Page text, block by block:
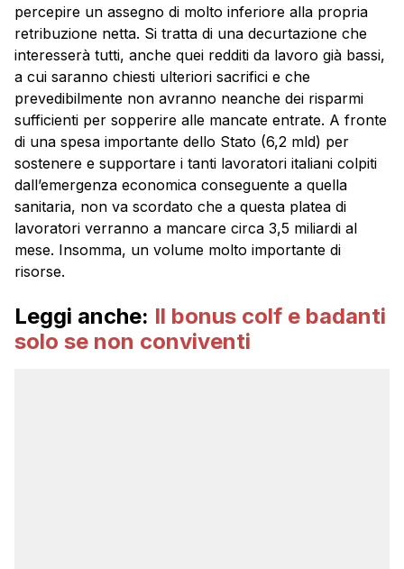
percepire un assegno di molto inferiore alla propria
retribuzione netta. Si tratta di una decurtazione che
interesserà tutti, anche quei redditi da lavoro già bassi,
a cui saranno chiesti ulteriori sacrifici e che
prevedibilmente non avranno neanche dei risparmi
sufficienti per sopperire alle mancate entrate. A fronte
di una spesa importante dello Stato (6,2 mld) per
sostenere e supportare i tanti lavoratori italiani colpiti
dall’emergenza economica conseguente a quella
sanitaria, non va scordato che a questa platea di
lavoratori verranno a mancare circa 3,5 miliardi al
mese. Insomma, un volume molto importante di
risorse.
Leggi anche: Il bonus colf e badanti
solo se non conviventi